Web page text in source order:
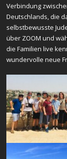
Verbindung
Deutschlands, die
selbstbewusste
über ZOOM und
die Familien live
wundervolle neue